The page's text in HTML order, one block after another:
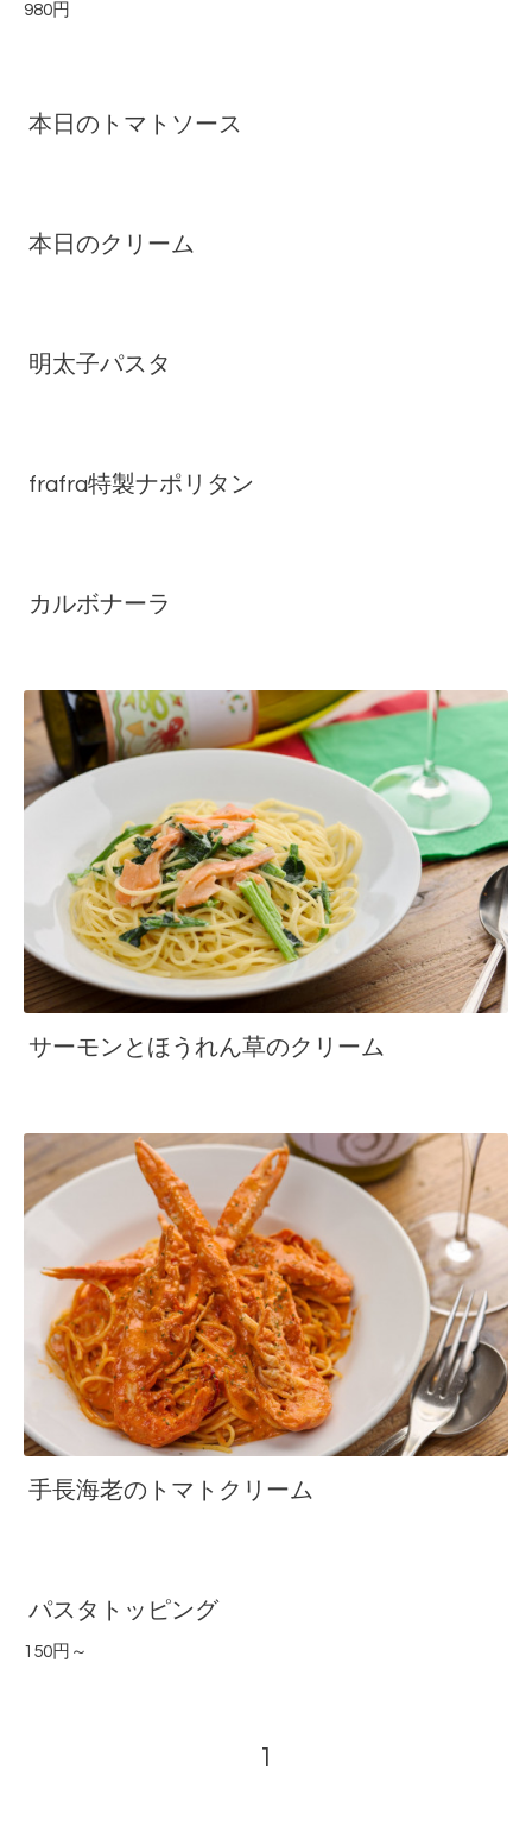
980円
本日のトマトソース
本日のクリーム
明太子パスタ
frafra特製ナポリタン
カルボナーラ
サーモンとほうれん草のクリーム
手長海老のトマトクリーム
パスタトッピング
150円～
1